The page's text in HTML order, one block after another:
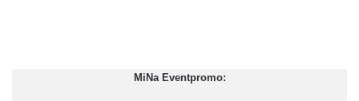
MiNa Eventpromo: